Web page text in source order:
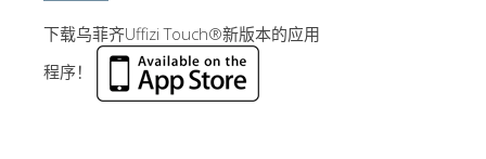
下载乌菲齐Uffizi Touch®新版本的应用
程序！